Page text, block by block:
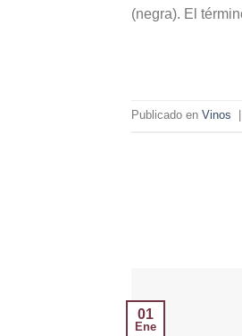
(negra). El
Publicado en Vinos
01
Ene